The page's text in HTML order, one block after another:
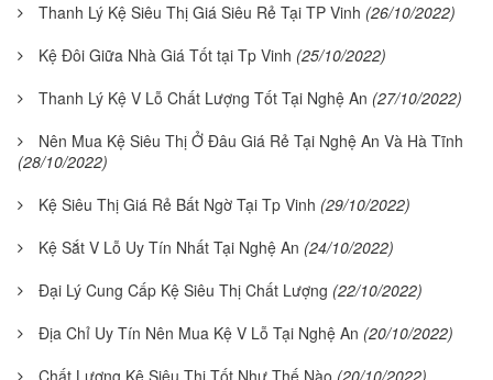
Thanh Lý Kệ Siêu Thị Giá Siêu Rẻ Tại TP Vinh (26/10/2022)
Kệ Đôi Giữa Nhà Giá Tốt tại Tp Vinh (25/10/2022)
Thanh Lý Kệ V Lỗ Chất Lượng Tốt Tại Nghệ An (27/10/2022)
Nên Mua Kệ Siêu Thị Ở Đâu Giá Rẻ Tại Nghệ An Và Hà Tĩnh
(28/10/2022)
Kệ Siêu Thị Giá Rẻ Bất Ngờ Tại Tp Vinh (29/10/2022)
Kệ Sắt V Lỗ Uy Tín Nhất Tại Nghệ An (24/10/2022)
Đại Lý Cung Cấp Kệ Siêu Thị Chất Lượng (22/10/2022)
Địa Chỉ Uy Tín Nên Mua Kệ V Lỗ Tại Nghệ An (20/10/2022)